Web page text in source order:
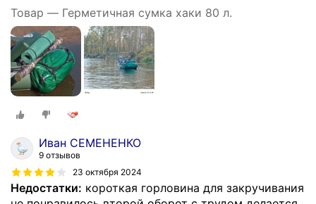
Товар — Герметичная сумка хаки 80 л.
Иван СЕМЕНЕНКО
9 отзывов
23 октября 2024
Недостатки: короткая горловина для закручивания